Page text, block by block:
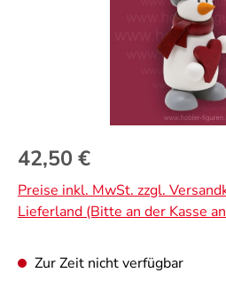
Regulärer Preis:
42,50 €
Preise inkl. MwSt. zzgl.
Lieferland (Bitte an der Kasse
Zur Zeit nicht verfügbar